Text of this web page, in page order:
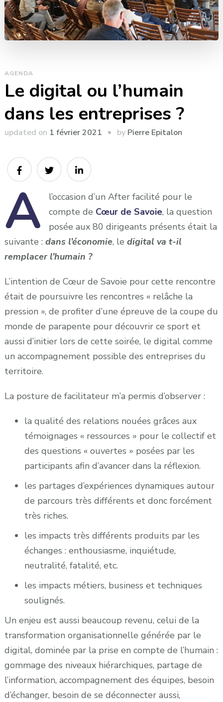
AGENDA
Le digital ou l’humain
dans les entreprises ?
updated on 1 février 2021 by Pierre Epitalon
A
l’occasion d’un After facilité pour le
compte de Cœur de Savoie, la question
posée aux 80 dirigeants présents était la
suivante : dans l’économie, le digital va t-il
remplacer l’humain ?
L’intention de Cœur de Savoie pour cette rencontre
était de poursuivre les rencontres « relâche la
pression », de profiter d’une épreuve de la coupe du
monde de parapente pour découvrir ce sport et
aussi d’initier lors de cette soirée, le digital comme
un accompagnement possible des entreprises du
territoire.
La posture de facilitateur m’a permis d’observer :
la qualité des relations nouées grâces aux
témoignages « ressources » pour le collectif et
des questions « ouvertes » posées par les
participants afin d’avancer dans la réflexion.
les partages d’expériences dynamiques autour
de parcours très différents et donc forcément
très riches.
les impacts très différents produits par les
échanges : enthousiasme, inquiétude,
neutralité, fatalité, etc.
les impacts métiers, business et techniques
soulignés.
Un enjeu est aussi beaucoup revenu, celui de la
transformation organisationnelle générée par le
digital, dominée par la prise en compte de l’humain :
gommage des niveaux hiérarchiques, partage de
l’information, accompagnement des équipes, besoin
d’échanger, besoin de se déconnecter aussi,